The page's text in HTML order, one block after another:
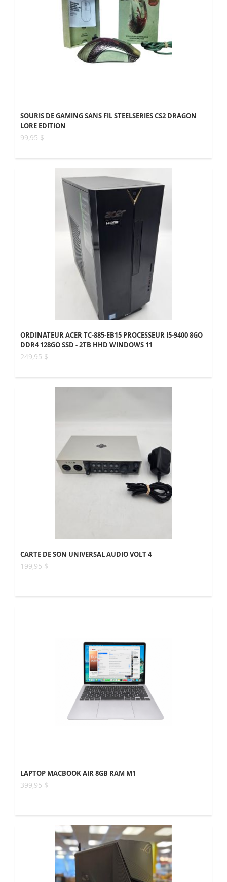
SOURIS DE GAMING SANS FIL STEELSERIES CS2 DRAGON
LORE EDITION
99,95 $
ORDINATEUR ACER TC-885-EB15 PROCESSEUR I5-9400 8GO
DDR4 128GO SSD - 2TB HHD WINDOWS 11
249,95 $
CARTE DE SON UNIVERSAL AUDIO VOLT 4
199,95 $
LAPTOP MACBOOK AIR 8GB RAM M1
399,95 $